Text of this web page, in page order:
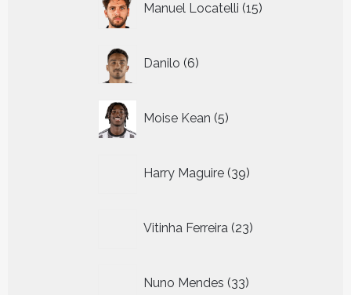
Manuel Locatelli 15
producten
Danilo 6
producten
Moise Kean 5
producten
Harry Maguire 39
producten
Vitinha Ferreira 23
producten
Nuno Mendes 33
producten